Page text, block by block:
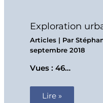
Exploration
Articles| Par
septembre 2018
Vues : 46…
Lire »